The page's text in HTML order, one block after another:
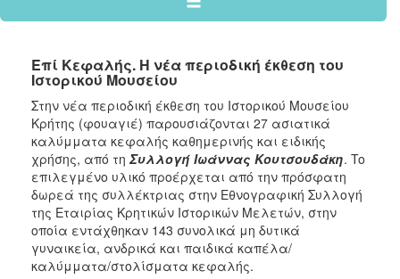
2024
2022
2021
2020
2019
2018
2017
2016
2015
Επί Κεφαλής. Η νέα περιοδική έκθεση του
Ιστορικού Μουσείου
Στην νέα περιοδική έκθεση του Ιστορικού Μουσείου
Κρήτης (φουαγιέ) παρουσιάζονται 27 ασιατικά
καλύμματα κεφαλής καθημερινής και ειδικής
χρήσης, από τη Συλλογή Ιωάννας Κουτσουδάκη. To
επιλεγμένο υλικό προέρχεται από την πρόσφατη
δωρεά της συλλέκτριας στην Εθνογραφική Συλλογή
της Εταιρίας Κρητικών Ιστορικών Μελετών, στην
οποία εντάχθηκαν 143 συνολικά μη δυτικά
γυναικεία, ανδρικά και παιδικά καπέλα/
καλύμματα/στολίσματα κεφαλής.